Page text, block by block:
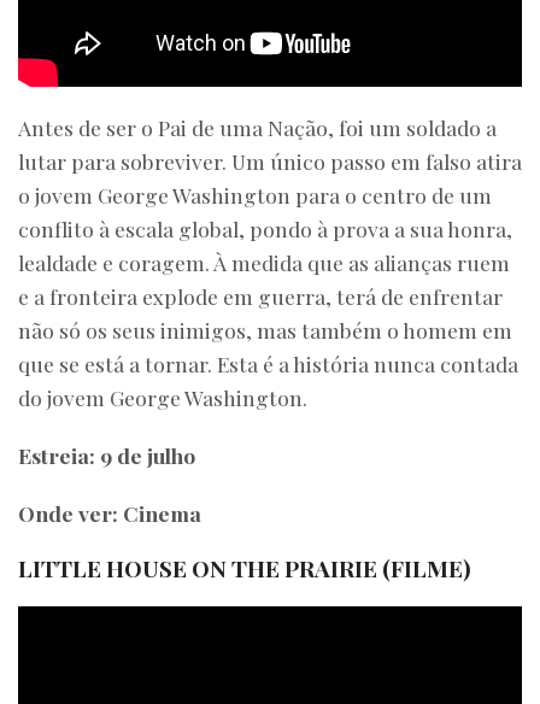
Antes de ser o Pai de uma Nação, foi um soldado a
lutar para sobreviver. Um único passo em falso atira
o jovem George Washington para o centro de um
conflito à escala global, pondo à prova a sua honra,
lealdade e coragem. À medida que as alianças ruem
e a fronteira explode em guerra, terá de enfrentar
não só os seus inimigos, mas também o homem em
que se está a tornar. Esta é a história nunca contada
do jovem George Washington.
Estreia: 9 de julho
Onde ver: Cinema
LITTLE HOUSE ON THE PRAIRIE (FILME)